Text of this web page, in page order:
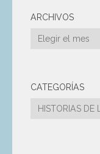
ARCHIVOS
Archivos
CATEGORÍAS
Categorías